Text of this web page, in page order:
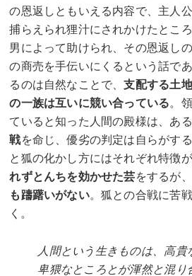
の恩返しともいえる内容で、主人
捕らえられ狸汁にされかけたとこ
男によって助けられ、その恩返し
の商売を手伝いにくるという話で
るのは自然なことで、支配する土
の一族は互いに競い合っている。
ていると知った人間の殿様は、あ
戦を命じ、優劣の判定は自らがす
と狐の化かし方にはそれぞれ特徴
れずとんちを効かせた芸をするが、
も躊躇いがない。狐との合戦に苦
く。
人間という生きものは、高貴
卑猥なところとが渾然と混り